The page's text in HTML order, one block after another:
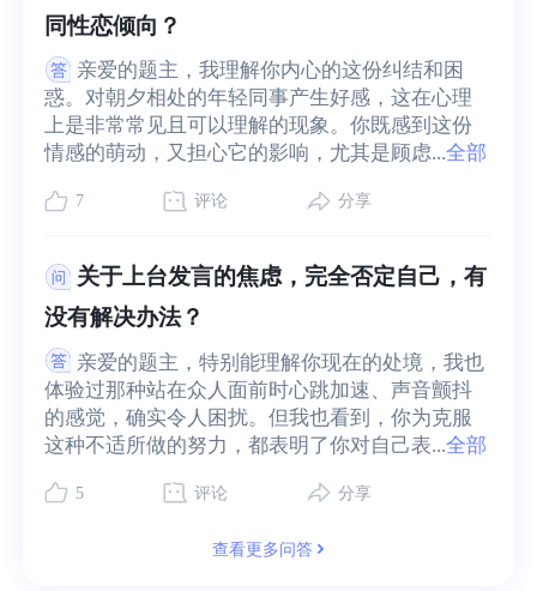
同性恋倾向？
亲爱的题主，我理解你内心的这份纠结和困
惑。对朝夕相处的年轻同事产生好感，这在心理
上是非常常见且可以理解的现象。你既感到这份
情感的萌动，又担心它的影响，尤其是顾虑...全部
7 评论 分享
关于上台发言的焦虑，完全否定自己，有
没有解决办法？
亲爱的题主，特别能理解你现在的处境，我也
体验过那种站在众人面前时心跳加速、声音颤抖
的感觉，确实令人困扰。但我也看到，你为克服
这种不适所做的努力，都表明了你对自己表...全部
5 评论 分享
查看更多问答